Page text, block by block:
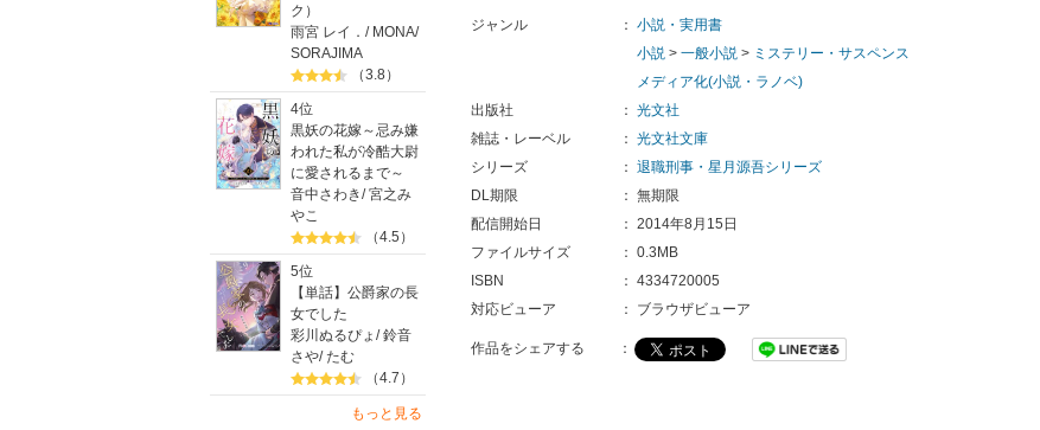
ク）
雨宮 レイ． / MONA/
SORAJIMA
（3.8）
4位
黒妖の花嫁～忌み嫌
われた私が冷酷大尉
に愛されるまで～
音中さわき/宮之み
やこ
（4.5）
5位
【単話】公爵家の長
女でした
彩川ぬるぴょ /鈴音
さや/たむ
（4.7）
もっと見る
ジャンル ： 小説・実用書
小説 > 一般小説 > ミステリー・サスペンス
メディア化(小説・ラノベ)
出版社
： 光文社
雑誌・レーベル
： 光文社文庫
シリーズ
： 退職刑事・星月源吾シリーズ
DL期限
： 無期限
配信開始日
： 2014年8月15日
ファイルサイズ
： 0.3MB
ISBN
： 4334720005
対応ビューア
： ブラウザビューア
作品をシェアする ：